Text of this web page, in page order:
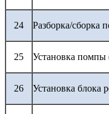
24 Разборка/сборка
25 Установка помпы
26 Установка блока